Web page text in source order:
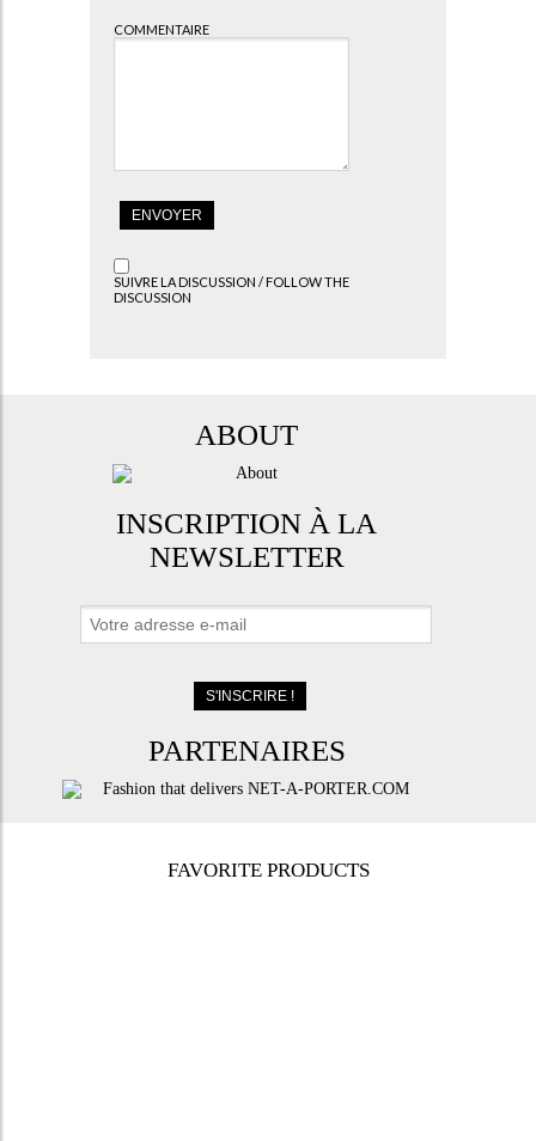
COMMENTAIRE
SUIVRE LA DISCUSSION / FOLLOW THE
DISCUSSION
ABOUT
INSCRIPTION À LA
NEWSLETTER
PARTENAIRES
FAVORITE PRODUCTS